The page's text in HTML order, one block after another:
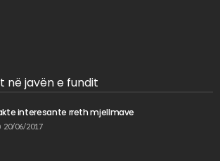
në javën e fundit
interesante rreth mjellmave
20/06/2017